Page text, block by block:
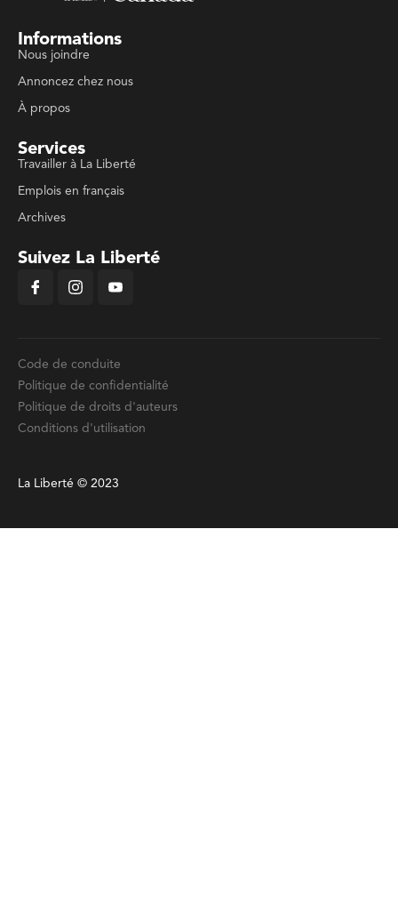
Informations
Nous joindre
Annoncez chez nous
À propos
Services
Travailler à La Liberté
Emplois en français
Archives
Suivez La Liberté
Code de conduite
Politique de confidentialité
Politique de droits d'auteurs
Conditions d'utilisation
La Liberté © 2023